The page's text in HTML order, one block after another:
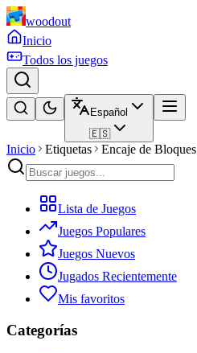
woodout
Inicio
Todos los juegos
Español
🇪🇸
Inicio Etiquetas Encaje de Bloques
Lista de Juegos
Juegos Populares
Juegos Nuevos
Jugados Recientemente
Mis favoritos
Categorías